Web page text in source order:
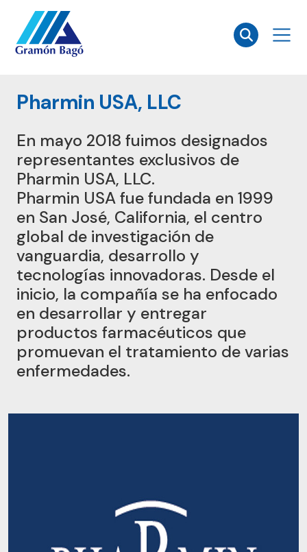
×
Pharmin USA, LLC
En mayo 2018 fuimos designados
representantes exclusivos de
Pharmin USA, LLC.
Pharmin USA fue fundada en 1999
en San José, California, el centro
global de investigación de
vanguardia, desarrollo y
tecnologías innovadoras. Desde el
inicio, la compañía se ha enfocado
en desarrollar y entregar
productos farmacéuticos que
promuevan el tratamiento de varias
enfermedades.